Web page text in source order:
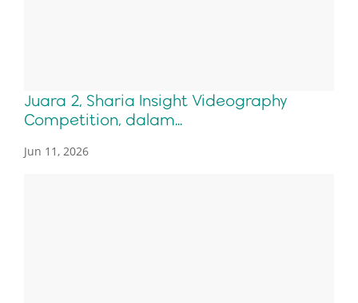
Juara 2, Sharia Insight Videography
Competition, dalam...
Jun 11, 2026